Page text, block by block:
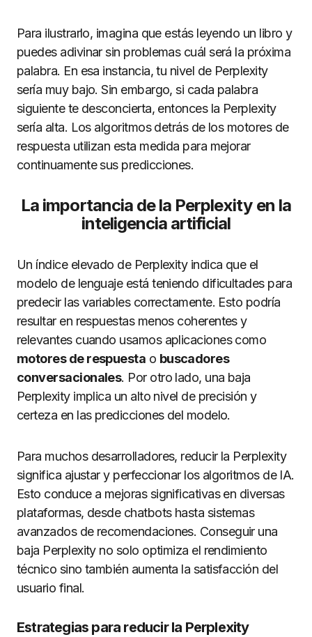
Para ilustrarlo, imagina que estás leyendo un libro y
puedes adivinar sin problemas cuál será la próxima
palabra. En esa instancia, tu nivel de Perplexity
sería muy bajo. Sin embargo, si cada palabra
siguiente te desconcierta, entonces la Perplexity
sería alta. Los algoritmos detrás de los motores de
respuesta utilizan esta medida para mejorar
continuamente sus predicciones.
La importancia de la Perplexity en la
inteligencia artificial
Un índice elevado de Perplexity indica que el
modelo de lenguaje está teniendo dificultades para
predecir las variables correctamente. Esto podría
resultar en respuestas menos coherentes y
relevantes cuando usamos aplicaciones como
motores de respuesta o buscadores
conversacionales. Por otro lado, una baja
Perplexity implica un alto nivel de precisión y
certeza en las predicciones del modelo.
Para muchos desarrolladores, reducir la Perplexity
significa ajustar y perfeccionar los algoritmos de IA.
Esto conduce a mejoras significativas en diversas
plataformas, desde chatbots hasta sistemas
avanzados de recomendaciones. Conseguir una
baja Perplexity no solo optimiza el rendimiento
técnico sino también aumenta la satisfacción del
usuario final.
Estrategias para reducir la Perplexity